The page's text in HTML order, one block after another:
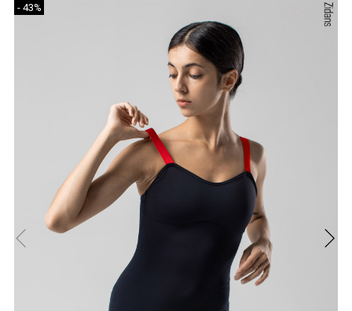
- 43%